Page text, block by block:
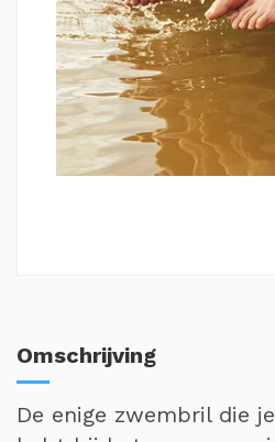
Omschrijving
De enige zwembril die